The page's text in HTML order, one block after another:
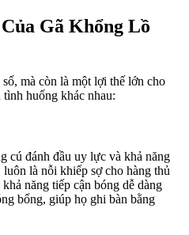
Gã Khổng Lồ
mà còn là một lợi thế lớn cho
huống khác nhau:
cú đánh đầu uy lực và khả năng
là nỗi khiếp sợ cho hàng thủ
năng tiếp cận bóng dễ dàng
bổng, giúp họ ghi bàn bằng